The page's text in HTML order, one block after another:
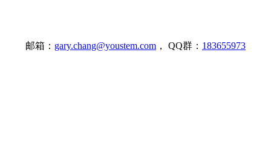
邮箱： gary.chang@youstem.com ， QQ群： 183655973